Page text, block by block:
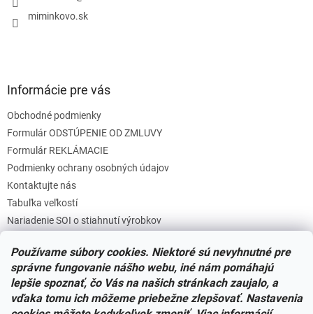
Používame súbory cookies. Niektoré sú nevyhnutné pre
správne fungovanie nášho webu, iné nám pomáhajú
lepšie spoznať, čo Vás na našich stránkach zaujalo, a
vďaka tomu ich môžeme priebežne zlepšovať. Nastavenia
miminkovo.sk
Informácie pre vás
Obchodné podmienky
Formulár ODSTÚPENIE OD ZMLUVY
Formulár REKLÁMACIE
Podmienky ochrany osobných údajov
Kontaktujte nás
Tabuľka veľkostí
Nariadenie SOI o stiahnutí výrobkov
Zásady súborov COOKIES
Facebook